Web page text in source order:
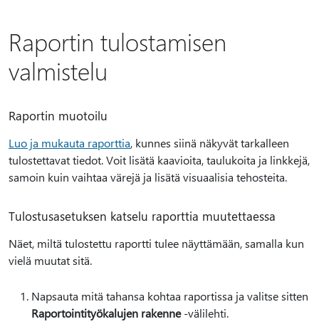
Raportin tulostamisen
valmistelu
Raportin muotoilu
Luo ja mukauta raporttia, kunnes siinä näkyvät tarkalleen
tulostettavat tiedot. Voit lisätä kaavioita, taulukoita ja linkkejä,
samoin kuin vaihtaa värejä ja lisätä visuaalisia tehosteita.
Tulostusasetuksen katselu raporttia muutettaessa
Näet, miltä tulostettu raportti tulee näyttämään, samalla kun
vielä muutat sitä.
Napsauta mitä tahansa kohtaa raportissa ja valitse sitten
Raportointityökalujen rakenne-välilehti.